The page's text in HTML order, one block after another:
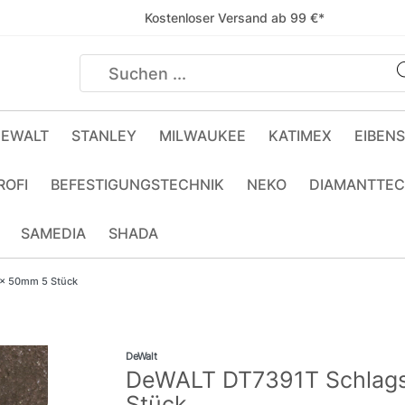
Kostenloser Versand ab 99 €*
STANLEY MILWAUKEE KATIMEX
BEFESTIGUNGSTECHNIK NEKO
SAMEDIA SHADA
50mm 5 Stück
DeWalt
DeWALT DT7391T